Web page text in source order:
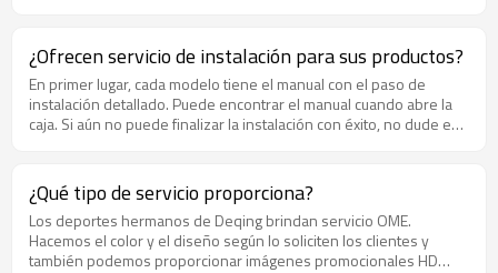
está realmente aislado de las piernas.
¿Ofrecen servicio de instalación para sus productos?
En primer lugar, cada modelo tiene el manual con el paso de
instalación detallado. Puede encontrar el manual cuando abre la
caja. Si aún no puede finalizar la instalación con éxito, no dude en
¿Qué tipo de servicio proporciona?
Los deportes hermanos de Deqing brindan servicio OME.
Hacemos el color y el diseño según lo soliciten los clientes y
también podemos proporcionar imágenes promocionales HD